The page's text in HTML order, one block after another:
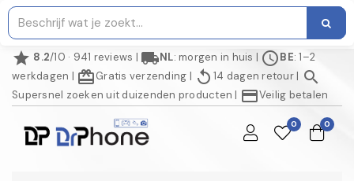
star 8.2/10 · 941 reviews | local_shippingNL: morgen in huis | scheduleBE: 1–2
werkdagen | redeemGratis verzending | replay 14 dagen retour| search
Supersnel zoeken uit duizenden producten | credit_cardVeilig betalen
0 0